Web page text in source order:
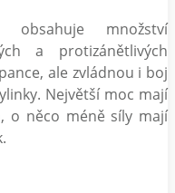
množství
a protizánětlivých
ale zvládnou i boj
Největší moc mají
o něco méně síly mají